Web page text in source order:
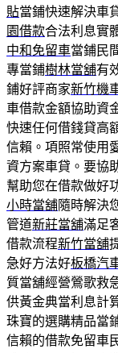
貼當鋪快速解決車
園借款合法利息實
中和免留車當鋪民
專當鋪樹林當舖有
鋪好評商家新竹機
車借款金額協助資
快速任何借錢貸高
信賴。項照常使用
資方案車貸。要協
幫助您在借款做好
小時當舖隨時解決
管道新莊當舖滿足
借款流程新竹當舖
急好方法好板橋汽
質當舖經營鶯歌救
供黃金典當利息計
珠寶的選購精品當
信賴的借款免留車